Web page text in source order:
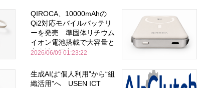
QIROCA、10000mAhの
Qi2対応モバイルバッテリ
ーを発売 準固体リチウム
イオン電池搭載で大容量と
安全性を両立
2026/06/09 01:23:22
生成AIは“個人利用”から“組
織活用”へ USEN ICT